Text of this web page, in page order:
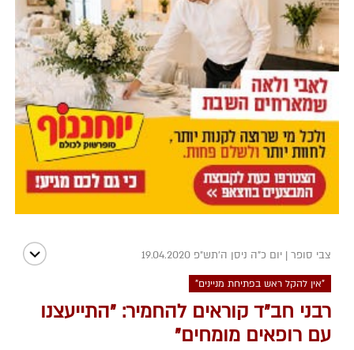
צבי סופר | יום כ"ה ניסן ה׳תש״פ 19.04.2020
"אין להקל ראש בפתיחת מניינים"
רבני חב"ד קוראים להחמיר: "התייעצנו
עם רופאים מומחים"